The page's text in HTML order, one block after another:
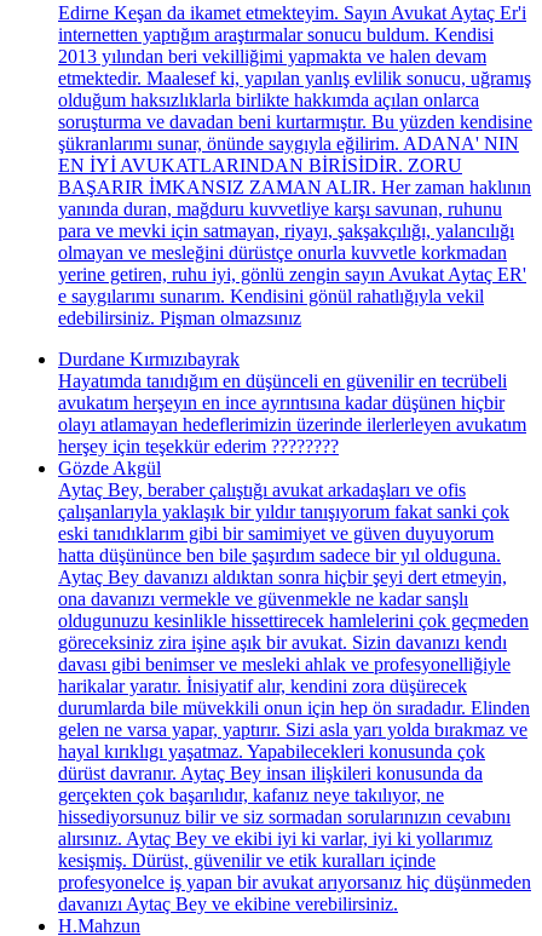
Edirne Keşan da ikamet etmekteyim. Sayın Avukat Aytaç Er'i
internetten yaptığım araştırmalar sonucu buldum. Kendisi
2013 yılından beri vekilliğimi yapmakta ve halen devam
etmektedir. Maalesef ki, yapılan yanlış evlilik sonucu, uğramış
olduğum haksızlıklarla birlikte hakkımda açılan onlarca
soruşturma ve davadan beni kurtarmıştır. Bu yüzden kendisine
şükranlarımı sunar, önünde saygıyla eğilirim. ADANA' NIN
EN İYİ AVUKATLARINDAN BİRİSİDİR. ZORU
BAŞARIR İMKANSIZ ZAMAN ALIR. Her zaman haklının
yanında duran, mağduru kuvvetliye karşı savunan, ruhunu
para ve mevki için satmayan, riyayı, şakşakçılığı, yalancılığı
olmayan ve mesleğini dürüstçe onurla kuvvetle korkmadan
yerine getiren, ruhu iyi, gönlü zengin sayın Avukat Aytaç ER'
e saygılarımı sunarım. Kendisini gönül rahatlığıyla vekil
edebilirsiniz. Pişman olmazsınız
Durdane Kırmızıbayrak
Hayatımda tanıdığım en düşünceli en güvenilir en tecrübeli
avukatım herşeyın en ince ayrıntısına kadar düşünen hiçbir
olayı atlamayan hedeflerimizin üzerinde ilerlerleyen avukatım
herşey için teşekkür ederim ????????
Gözde Akgül
Aytaç Bey, beraber çalıştığı avukat arkadaşları ve ofis
çalışanlarıyla yaklaşık bir yıldır tanışıyorum fakat sanki çok
eski tanıdıklarım gibi bir samimiyet ve güven duyuyorum
hatta düşününce ben bile şaşırdım sadece bir yıl olduguna.
Aytaç Bey davanızı aldıktan sonra hiçbir şeyi dert etmeyin,
ona davanızı vermekle ve güvenmekle ne kadar sanşlı
oldugunuzu kesinlikle hissettirecek hamlelerini çok geçmeden
göreceksiniz zira işine aşık bir avukat. Sizin davanızı kendı
davası gibi benimser ve mesleki ahlak ve profesyonelliğiyle
harikalar yaratır. İnisiyatif alır, kendini zora düşürecek
durumlarda bile müvekkili onun için hep ön sıradadır. Elinden
gelen ne varsa yapar, yaptırır. Sizi asla yarı yolda bırakmaz ve
hayal kırıklıgı yaşatmaz. Yapabilecekleri konusunda çok
dürüst davranır. Aytaç Bey insan ilişkileri konusunda da
gerçekten çok başarılıdır, kafanız neye takılıyor, ne
hissediyorsunuz bilir ve siz sormadan sorularınızın cevabını
alırsınız. Aytaç Bey ve ekibi iyi ki varlar, iyi ki yollarımız
kesişmiş. Dürüst, güvenilir ve etik kuralları içinde
profesyonelce iş yapan bir avukat arıyorsanız hiç düşünmeden
davanızı Aytaç Bey ve ekibine verebilirsiniz.
H.Mahzun